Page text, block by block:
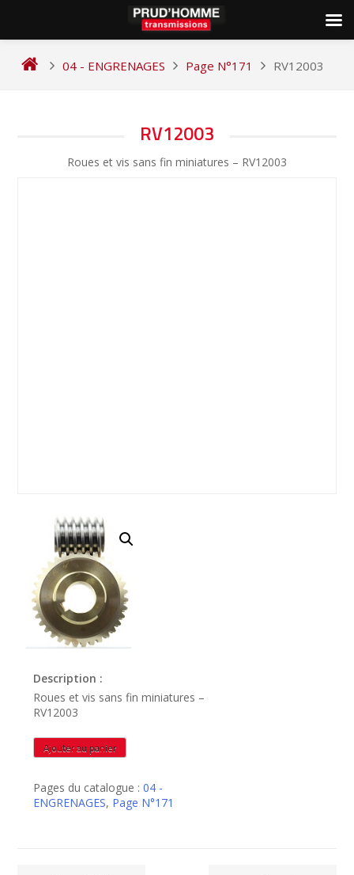
04 - ENGRENAGES Page N°171 RV12003
RV12003
Roues et vis sans fin miniatures – RV12003
Description :
Roues et vis sans fin miniatures –
RV12003
quantité
de
Ajouter au panier
Pages du catalogue :04 -
ENGRENAGES, Page N°171